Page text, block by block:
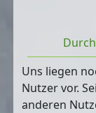
Uns liegen
Nutzer vor.
anderen